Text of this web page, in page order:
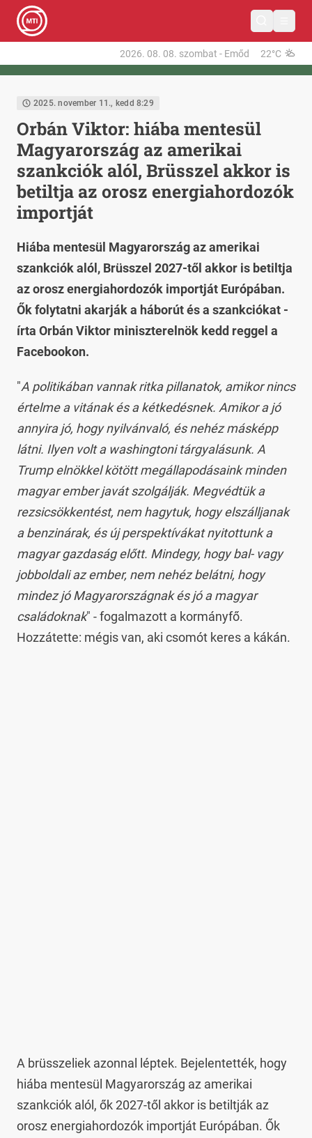
2026. 08. 08. szombat - Emőd 22°C
2025. november 11., kedd 8:29
Orbán Viktor: hiába mentesül
Magyarország az amerikai
szankciók alól, Brüsszel akkor is
betiltja az orosz energiahordozók
importját
Hiába mentesül Magyarország az amerikai
szankciók alól, Brüsszel 2027-től akkor is betiltja
az orosz energiahordozók importját Európában.
Ők folytatni akarják a háborút és a szankciókat -
írta Orbán Viktor miniszterelnök kedd reggel a
Facebookon.
"A politikában vannak ritka pillanatok, amikor nincs
értelme a vitának és a kétkedésnek. Amikor a jó
annyira jó, hogy nyilvánvaló, és nehéz másképp
látni. Ilyen volt a washingtoni tárgyalásunk. A
Trump elnökkel kötött megállapodásaink minden
magyar ember javát szolgálják. Megvédtük a
rezsicsökkentést, nem hagytuk, hogy elszálljanak
a benzinárak, és új perspektívákat nyitottunk a
magyar gazdaság előtt. Mindegy, hogy bal- vagy
jobboldali az ember, nem nehéz belátni, hogy
mindez jó Magyarországnak és jó a magyar
családoknak" - fogalmazott a kormányfő.
Hozzátette: mégis van, aki csomót keres a kákán.
A brüsszeliek azonnal léptek. Bejelentették, hogy
hiába mentesül Magyarország az amerikai
szankciók alól, ők 2027-től akkor is betiltják az
orosz energiahordozók importját Európában. Ők